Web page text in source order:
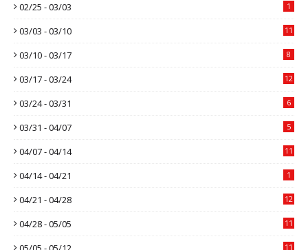
02/25 - 03/03 1
03/03 - 03/10 11
03/10 - 03/17 8
03/17 - 03/24 12
03/24 - 03/31 6
03/31 - 04/07 5
04/07 - 04/14 11
04/14 - 04/21 1
04/21 - 04/28 12
04/28 - 05/05 11
11